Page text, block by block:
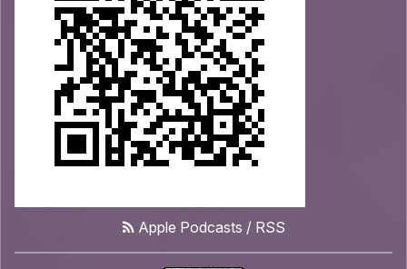
Apple Podcasts / RSS